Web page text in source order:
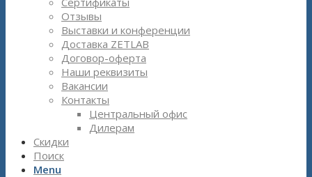
Отзывы
Выставки и конференции
Доставка ZETLAB
Договор-оферта
Наши реквизиты
Вакансии
Контакты
Центральный офис
Дилерам
Скидки
Поиск
Menu